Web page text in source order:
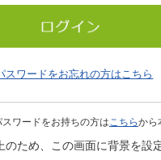
スワードをお忘れの方はこちら
ワードをお持ちの方はこちらから
のため、この画面に背景を設